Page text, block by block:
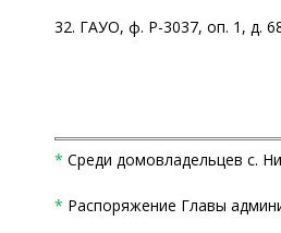
32. ГАУО, ф. Р-3037, оп. 1, д.
* Среди домовладельцев с.
* Распоряжение Главы